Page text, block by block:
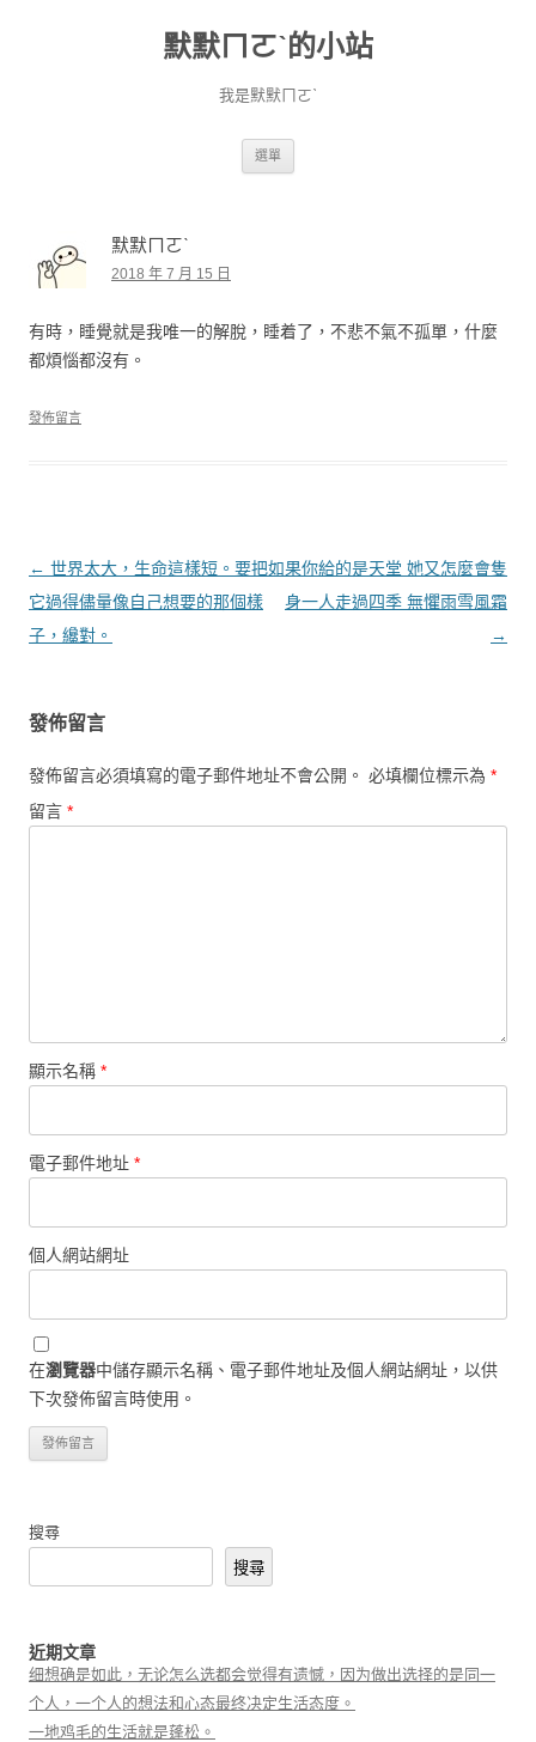
默默ㄇㄛˋ的小站
我是默默ㄇㄛˋ
選單
默默ㄇㄛˋ
2018 年 7 月 15 日
有時，睡覺就是我唯一的解脫，睡着了，不悲不氣不孤單，什麼
都煩惱都沒有。
發佈留言
文章導覽
← 世界太大，生命這樣短。要把
它過得儘量像自己想要的那個樣
子，纔對。
如果你給的是天堂 她又怎麼會隻
身一人走過四季 無懼雨雪風霜
→
發佈留言
發佈留言必須填寫的電子郵件地址不會公開。 必填欄位標示為 *
留言 *
顯示名稱 *
電子郵件地址 *
個人網站網址
在瀏覽器中儲存顯示名稱、電子郵件地址及個人網站網址，以供
下次發佈留言時使用。
搜尋
搜尋
近期文章
细想确是如此，无论怎么选都会觉得有遗憾，因为做出选择的是同一
个人，一个人的想法和心态最终决定生活态度。
一地鸡毛的生活就是蓬松。